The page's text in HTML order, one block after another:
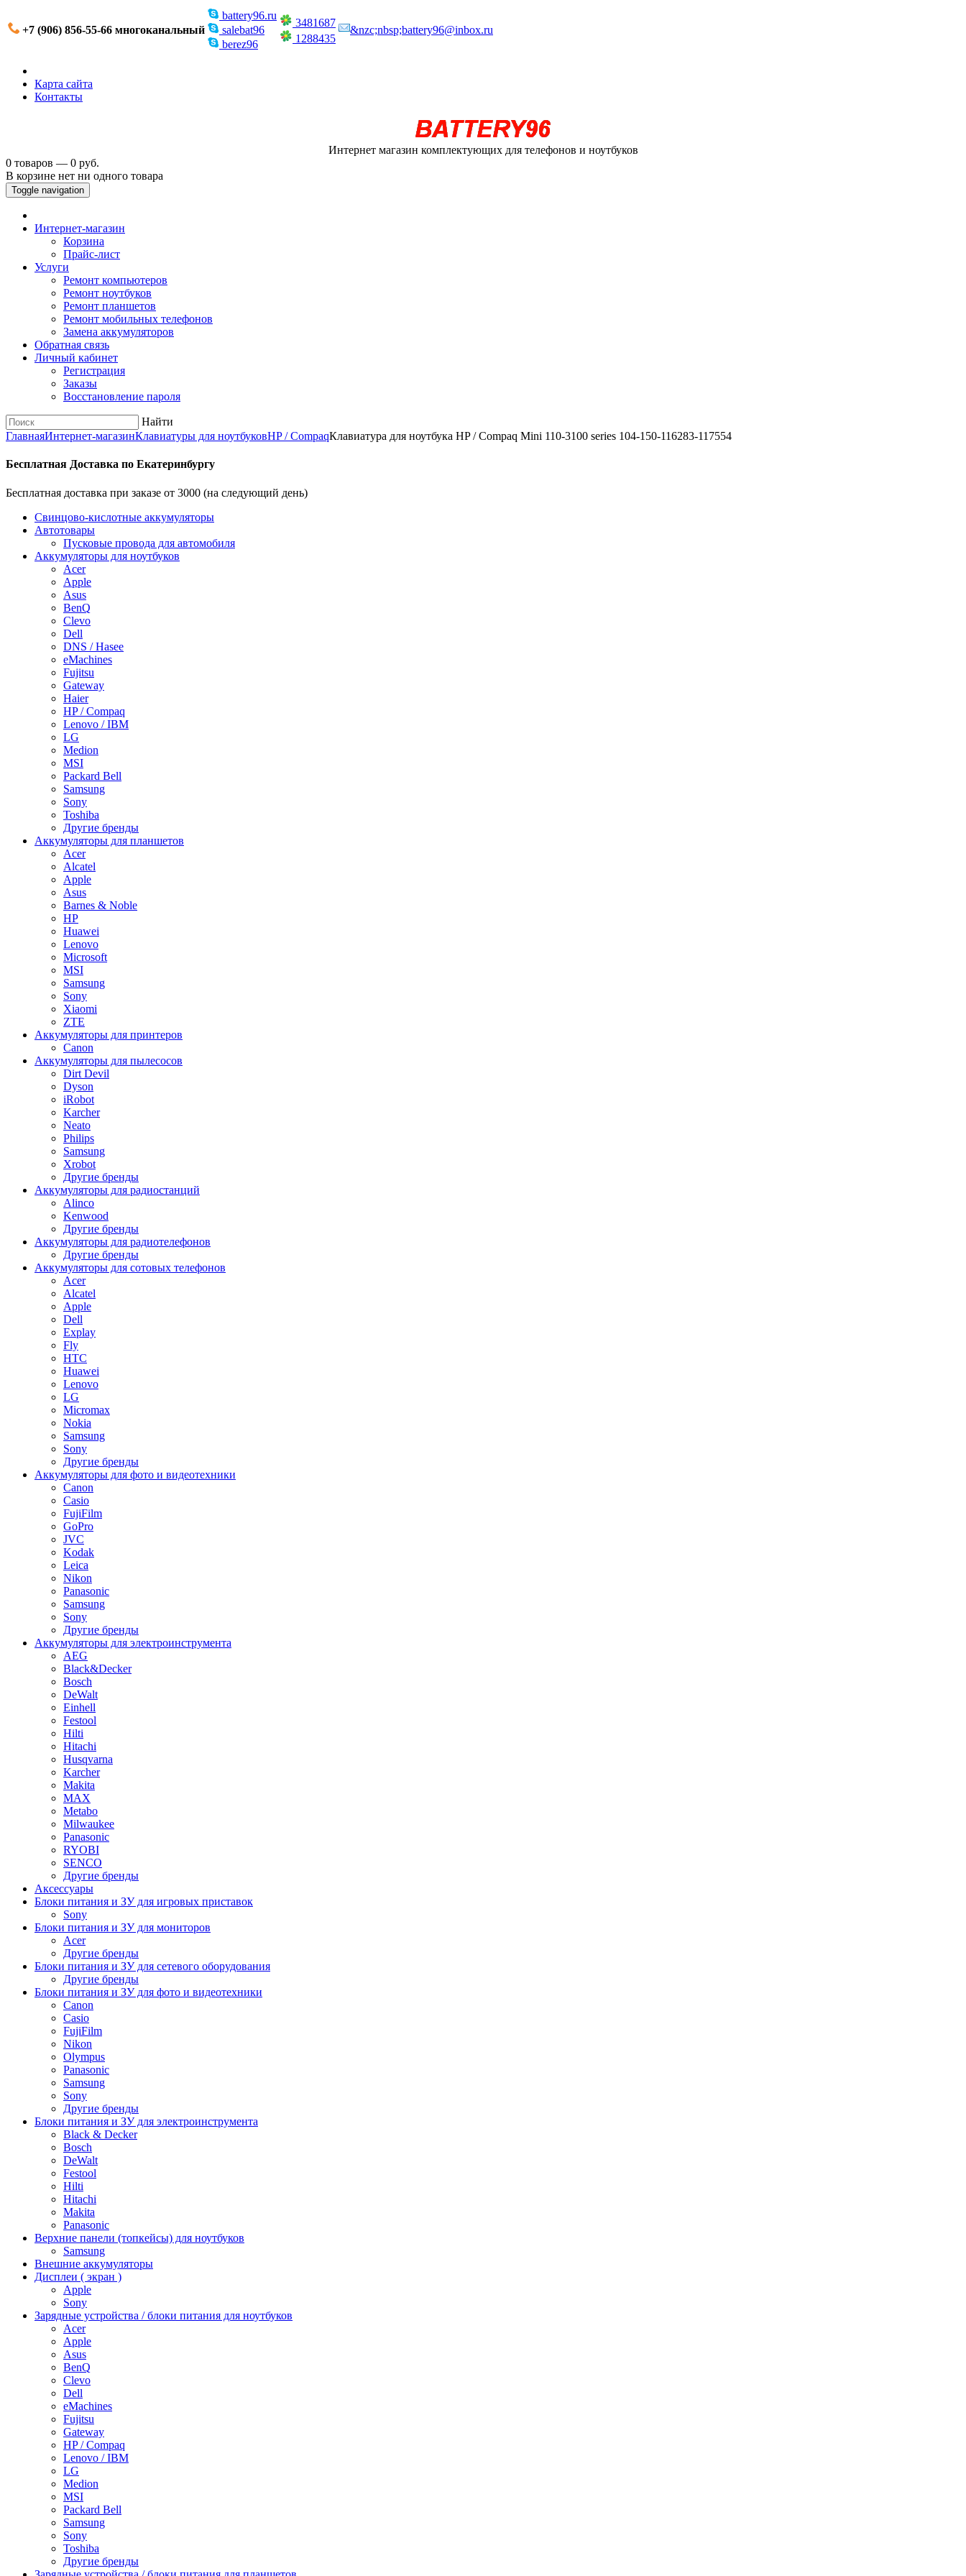
+7 (906) 856-55-66 многоканальный
battery96.ru
salebat96
berez96
3481687
1288435
&nzc;nbsp;battery96@inbox.ru
Карта сайта
Контакты
Интернет магазин комплектующих для телефонов и ноутбуков
0 товаров — 0 руб.
В корзине нет ни одного товара
Toggle navigation
Интернет-магазин
Корзина
Прайс-лист
Услуги
Ремонт компьютеров
Ремонт ноутбуков
Ремонт планшетов
Ремонт мобильных телефонов
Замена аккумуляторов
Обратная связь
Личный кабинет
Регистрация
Заказы
Восстановление пароля
Найти
ГлавнаяИнтернет-магазинКлавиатуры для ноутбуковHP / CompaqКлавиатура для ноутбука HP / Compaq Mini 110-3100 series 104-150-116283-117554
Бесплатная Доставка по Екатеринбургу
Бесплатная доставка при заказе от 3000 (на следующий день)
Cвинцово-кислотные аккумуляторы
Автотовары
Пусковые провода для автомобиля
Аккумуляторы для ноутбуков
Acer
Apple
Asus
BenQ
Clevo
Dell
DNS / Hasee
eMachines
Fujitsu
Gateway
Haier
HP / Compaq
Lenovo / IBM
LG
Medion
MSI
Packard Bell
Samsung
Sony
Toshiba
Другие бренды
Аккумуляторы для планшетов
Acer
Alcatel
Apple
Asus
Barnes & Noble
HP
Huawei
Lenovo
Microsoft
MSI
Samsung
Sony
Xiaomi
ZTE
Аккумуляторы для принтеров
Canon
Аккумуляторы для пылесосов
Dirt Devil
Dyson
iRobot
Karcher
Neato
Philips
Samsung
Xrobot
Другие бренды
Аккумуляторы для радиостанций
Alinco
Kenwood
Другие бренды
Аккумуляторы для радиотелефонов
Другие бренды
Аккумуляторы для сотовых телефонов
Acer
Alcatel
Apple
Dell
Explay
Fly
HTC
Huawei
Lenovo
LG
Micromax
Nokia
Samsung
Sony
Другие бренды
Аккумуляторы для фото и видеотехники
Canon
Casio
FujiFilm
GoPro
JVC
Kodak
Leica
Nikon
Panasonic
Samsung
Sony
Другие бренды
Аккумуляторы для электроинструмента
AEG
Black&Decker
Bosch
DeWalt
Einhell
Festool
Hilti
Hitachi
Husqvarna
Karcher
Makita
MAX
Metabo
Milwaukee
Panasonic
RYOBI
SENCO
Другие бренды
Аксессуары
Блоки питания и ЗУ для игровых приставок
Sony
Блоки питания и ЗУ для мониторов
Acer
Другие бренды
Блоки питания и ЗУ для сетевого оборудования
Другие бренды
Блоки питания и ЗУ для фото и видеотехники
Canon
Casio
FujiFilm
Nikon
Olympus
Panasonic
Samsung
Sony
Другие бренды
Блоки питания и ЗУ для электроинструмента
Black & Decker
Bosch
DeWalt
Festool
Hilti
Hitachi
Makita
Panasonic
Верхние панели (топкейсы) для ноутбуков
Samsung
Внешние аккумуляторы
Дисплеи ( экран )
Apple
Sony
Зарядные устройства / блоки питания для ноутбуков
Acer
Apple
Asus
BenQ
Clevo
Dell
eMachines
Fujitsu
Gateway
HP / Compaq
Lenovo / IBM
LG
Medion
MSI
Packard Bell
Samsung
Sony
Toshiba
Другие бренды